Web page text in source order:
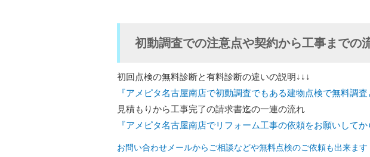
初動調査での注意点や契約から工事までの
初回点検の無料診断と有料診断の違いの説明↓↓↓
『アメピタ名古屋南店で初動調査でもある建物点検で無料調査
見積もりから工事完了の請求書迄の一連の流れ
『アメピタ名古屋南店でリフォーム工事の依頼をお願いして
お問い合わせメールからご相談などや無料点検のご依頼も出来ます